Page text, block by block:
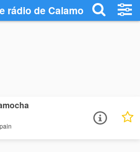
rádio de Calamocha - Ouça